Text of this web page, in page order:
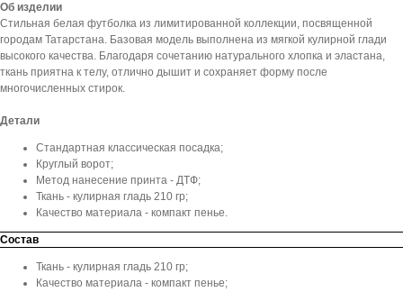
Об изделии
Стильная белая футболка из лимитированной коллекции, посвященной
городам Татарстана. Базовая модель выполнена из мягкой кулирной глади
высокого качества. Благодаря сочетанию натурального хлопка и эластана,
ткань приятна к телу, отлично дышит и сохраняет форму после
многочисленных стирок.
Детали
Стандартная классическая посадка;
Круглый ворот;
Метод нанесение принта - ДТФ;
Ткань - кулирная гладь 210 гр;
Качество материала - компакт пенье.
Состав
Ткань - кулирная гладь 210 гр;
Качество материала - компакт пенье;